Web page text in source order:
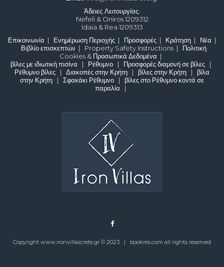
Άδειες Λειτουργίας:
Nefeli & Oniros 1209312
Idaia & Rea 1209313
Επικοινωνία | Ενημέρωση Περιοχής | Προσφορές | Κράτηση | Νέα |
Βιβλίο επισκεπτών | Property Safety Instructions| Πολιτική
Cookies & Προσωπικά Δεδομένα |
βίλες με ιδιωτική πισίνα | Ρέθυμνο| Προσφορές διαμονή σε βίλες|
Ρέθυμνο βίλες | Διακοπές στην Κρήτη | βίλες στην Κρήτη | βίλα
στην Κρήτη | Σφακάκι Ρέθυμνο | βίλες στο Ρέθυμνο κοντά σε
παραλία |
Copyright www.ironvillascrete.gr © 2023 | bookres.com all rights reserved